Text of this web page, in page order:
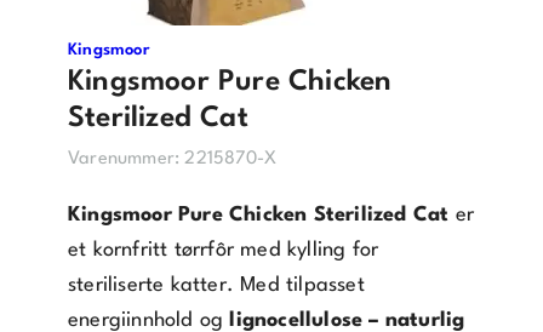
Kingsmoor
Kingsmoor Pure Chicken
Sterilized Cat
Varenummer: 2215870-X
Kingsmoor Pure Chicken Sterilized Cat er
et kornfritt tørrfôr med kylling for
steriliserte katter. Med tilpasset
energiinnhold og
lignocellulose – naturlig